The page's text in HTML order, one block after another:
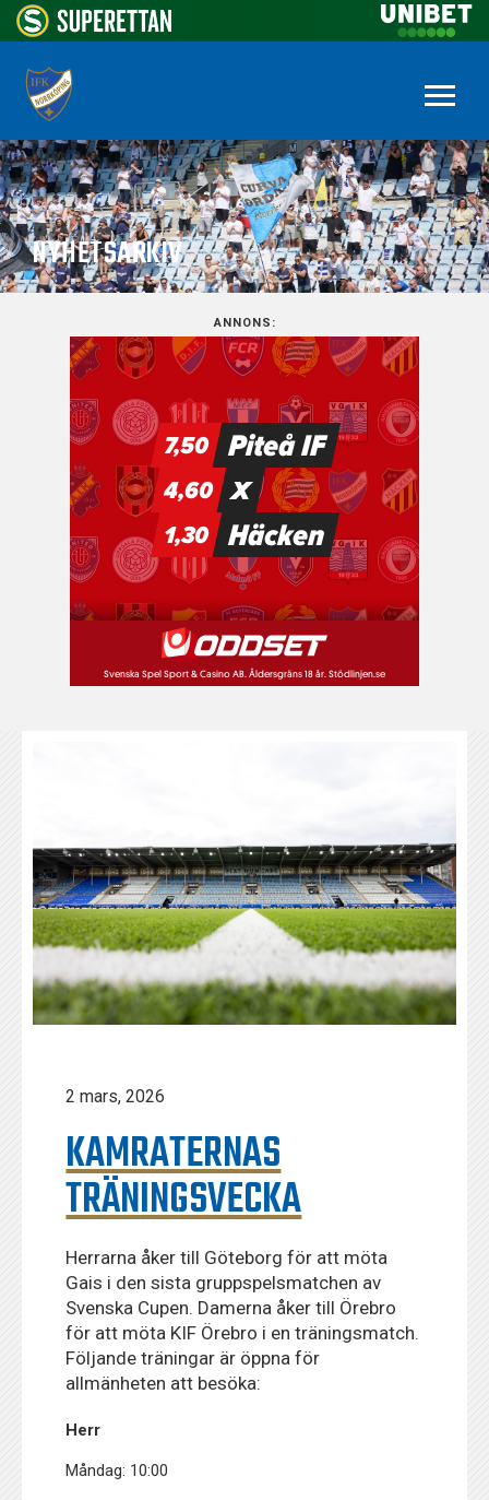
NYHETSARKIV
ANNONS:
2 mars, 2026
KAMRATERNAS
TRÄNINGSVECKA
Herrarna åker till Göteborg för att möta
Gais i den sista gruppspelsmatchen av
Svenska Cupen. Damerna åker till Örebro
för att möta KIF Örebro i en träningsmatch.
Följande träningar är öppna för
allmänheten att besöka:
Herr
Måndag: 10:00